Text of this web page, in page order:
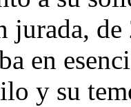
jurada,
en
y su